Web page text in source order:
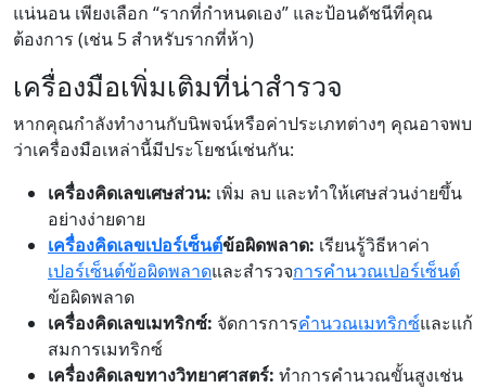
แน่นอน เพียงเลือก “รากที่กำหนดเอง” และป้อนดัชนีที่คุณ
ต้องการ (เช่น 5 สำหรับรากที่ห้า)
เครื่องมือเพิ่มเติมที่น่าสำรวจ
หากคุณกำลังทำงานกับนิพจน์หรือค่าประเภทต่างๆ คุณอาจพบ
ว่าเครื่องมือเหล่านี้มีประโยชน์เช่นกัน:
เครื่องคิดเลขเศษส่วน: เพิ่ม ลบ และทำให้เศษส่วนง่ายขึ้น
อย่างง่ายดาย
เครื่องคิดเลขเปอร์เซ็นต์ข้อผิดพลาด: เรียนรู้วิธีหาค่า
เปอร์เซ็นต์ข้อผิดพลาดและสำรวจการคำนวณเปอร์เซ็นต์
ข้อผิดพลาด
เครื่องคิดเลขเมทริกซ์: จัดการการคำนวณเมทริกซ์และแก้
สมการเมทริกซ์
เครื่องคิดเลขทางวิทยาศาสตร์: ทำการคำนวณขั้นสูงเช่น